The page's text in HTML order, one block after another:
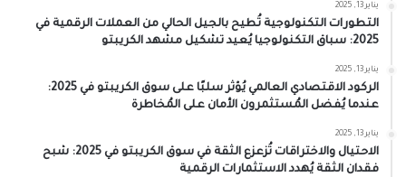
يناير 13, 2025
التطورات التكنولوجية تُطيح بالجيل الحالي من العملات الرقمية في
2025: سباق التكنولوجيا يُعيد تشكيل مشهد الكريبتو
يناير 13, 2025
الركود الاقتصادي العالمي يُؤثر سلبًا على سوق الكريبتو في 2025:
عندما يُفضل المُستثمرون الأمان على المُخاطرة
يناير 13, 2025
الاحتيال والاختراقات تُزعزع الثقة في سوق الكريبتو في 2025: شبح
فقدان الثقة يُهدد الاستثمارات الرقمية